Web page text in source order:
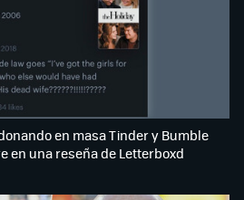
en masa Tinder y Bumble
en una reseña de Letterboxd